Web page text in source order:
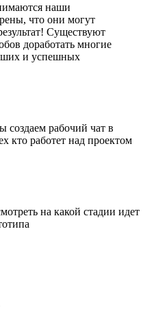
наши
что они могут
Существуют
доработать многие
и успешных
создаем рабочий чат в
кто работет над проектом
на какой стадии идет